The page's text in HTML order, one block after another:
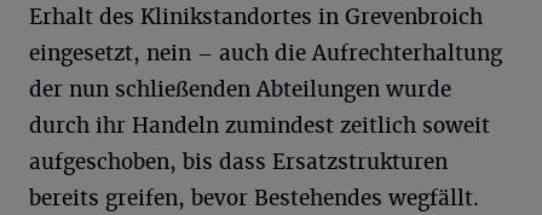
Erhalt des Klinikstandortes in Grevenbroich
eingesetzt, nein – auch die Aufrechterhaltung
der nun schließenden Abteilungen wurde
durch ihr Handeln zumindest zeitlich soweit
aufgeschoben, bis dass Ersatzstrukturen
bereits greifen, bevor Bestehendes wegfällt.